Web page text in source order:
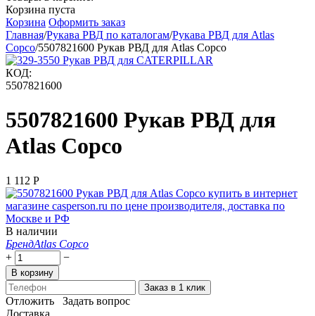
Корзина пуста
Корзина Оформить заказ
Главная/Рукава РВД по каталогам/Рукава РВД для Atlas
Copco/5507821600 Рукав РВД для Atlas Copco
КОД:
5507821600
5507821600 Рукав РВД для
Atlas Copco
1 112 Р
В наличии
БрендAtlas Copco
+
−
В корзину
Заказ в 1 клик
Отложить
Задать вопрос
Доставка